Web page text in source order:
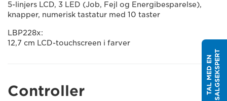
5-linjers LCD, 3 LED (Job, Fejl og Energibesparelse),
knapper, numerisk tastatur med 10 taster
LBP228x:
12,7 cm LCD-touchscreen i farver
Controller T
A
L
M
E
D
E
N
S
A
L
G
S
E
K
S
P
E
RT